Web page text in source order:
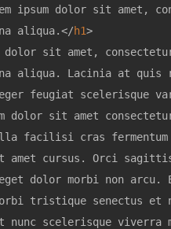
ipsum dolor sit amet,
aliqua.
</h1>
dolor sit amet,
aliqua. Lacinia at
feugiat scelerisque
dolor sit amet
facilisi cras
amet cursus. Orci
dolor morbi non
tristique senectus
nunc scelerisque